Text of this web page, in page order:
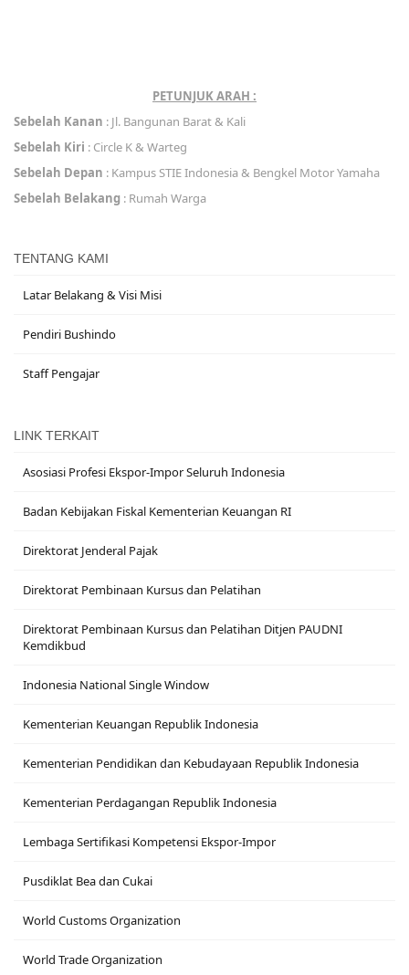
PETUNJUK ARAH :
Sebelah Kanan : Jl. Bangunan Barat & Kali
Sebelah Kiri : Circle K & Warteg
Sebelah Depan : Kampus STIE Indonesia & Bengkel Motor Yamaha
Sebelah Belakang : Rumah Warga
TENTANG KAMI
Latar Belakang & Visi Misi
Pendiri Bushindo
Staff Pengajar
LINK TERKAIT
Asosiasi Profesi Ekspor-Impor Seluruh Indonesia
Badan Kebijakan Fiskal Kementerian Keuangan RI
Direktorat Jenderal Pajak
Direktorat Pembinaan Kursus dan Pelatihan
Direktorat Pembinaan Kursus dan Pelatihan Ditjen PAUDNI
Kemdikbud
Indonesia National Single Window
Kementerian Keuangan Republik Indonesia
Kementerian Pendidikan dan Kebudayaan Republik Indonesia
Kementerian Perdagangan Republik Indonesia
Lembaga Sertifikasi Kompetensi Ekspor-Impor
Pusdiklat Bea dan Cukai
World Customs Organization
World Trade Organization